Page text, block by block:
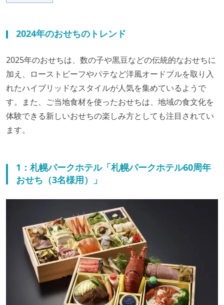
2024年のおせちのトレンド
2025年のおせちは、数の子や黒豆などの伝統的なおせちに
加え、ローストビーフやパテなど洋風オードブルを取り入
れたハイブリッドなスタイルが人気を集めているようで
す。また、ご当地食材を使ったおせちは、地域の食文化を
体験できる新しいおせちの楽しみ方としても注目されてい
ます。
1：札幌パークホテル「札幌パークホテル60周年
おせち（3名様用）」